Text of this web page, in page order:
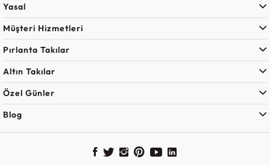
Yasal
Müşteri Hizmetleri
Pırlanta Takılar
Altın Takılar
Özel Günler
Blog